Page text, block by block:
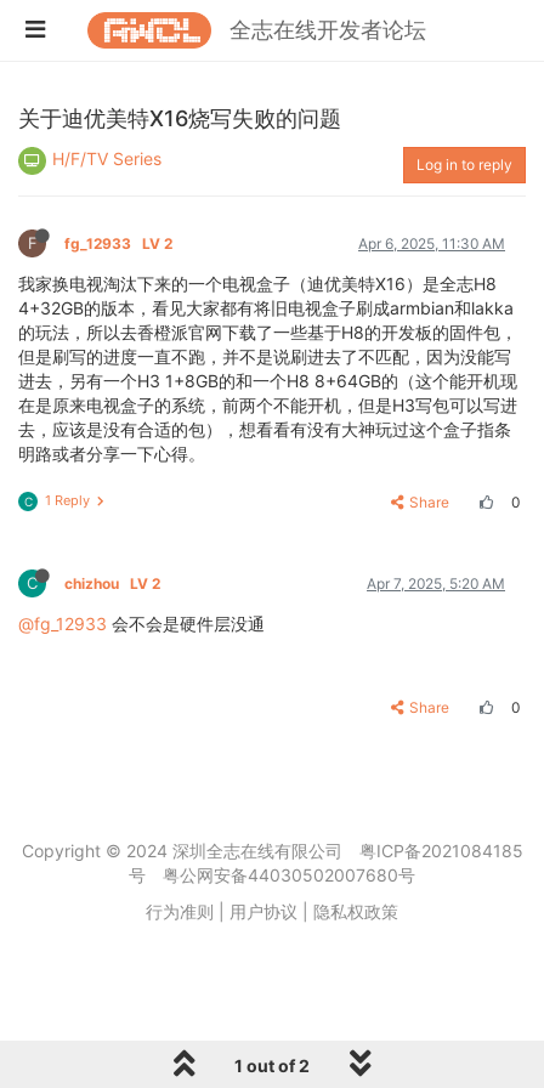
全志在线开发者论坛
关于迪优美特X16烧写失败的问题
H/F/TV Series Log in to reply
F fg_12933 LV 2 Apr 6, 2025, 11:30 AM
我家换电视淘汰下来的一个电视盒子（迪优美特X16）是全志H8
4+32GB的版本，看见大家都有将旧电视盒子刷成armbian和lakka
的玩法，所以去香橙派官网下载了一些基于H8的开发板的固件包，
但是刷写的进度一直不跑，并不是说刷进去了不匹配，因为没能写
进去，另有一个H3 1+8GB的和一个H8 8+64GB的（这个能开机现
在是原来电视盒子的系统，前两个不能开机，但是H3写包可以写进
去，应该是没有合适的包），想看看有没有大神玩过这个盒子指条
明路或者分享一下心得。
C 1 Reply Share 0
C chizhou LV 2 Apr 7, 2025, 5:20 AM
@fg_12933 会不会是硬件层没通
Share 0
1 out of 2
Copyright © 2024 深圳全志在线有限公司
粤ICP备2021084185
号
粤公网安备44030502007680号
行为准则
用户协议 隐私权政策